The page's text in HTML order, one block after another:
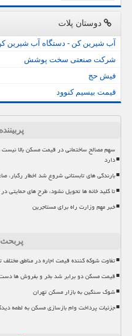
دوستان پلات
آب شیرین کن - دستگاه آب شیرین
شرکت صنعتی سخت پوشش
فیش حج
قیمت بیسیم کنوود
سهم مصالح ساختمانی در قیمت مسکن بالا
دارد
بارندگی های تابستانی شروع شد اخطار رگبار، صاعقه
تا کلید خانه ها تحویل نشود، طرح های حمایتی
خبر مهم وزارت راه برای مستاجرین
پربحث
تفاوت شوکه کننده قیمت اجاره در مناطق مختلف
قیمت مسکن دو برابر شد بخر و بفروش ها
شوک سنگین به بازار مسکن تهران
جزئیات پرداخت وام بازسازی مسکن به لطمه